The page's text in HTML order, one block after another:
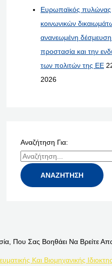
Ευρωπαϊκός πυλώνας
κοινωνικών
ανανεωμένη δέσμευση
προστασία και την
των πολιτών της ΕΕ
2026
Αναζήτηση Για:
Που Σας Βοηθάει Να Βρείτε
Και Βιομηχανικής